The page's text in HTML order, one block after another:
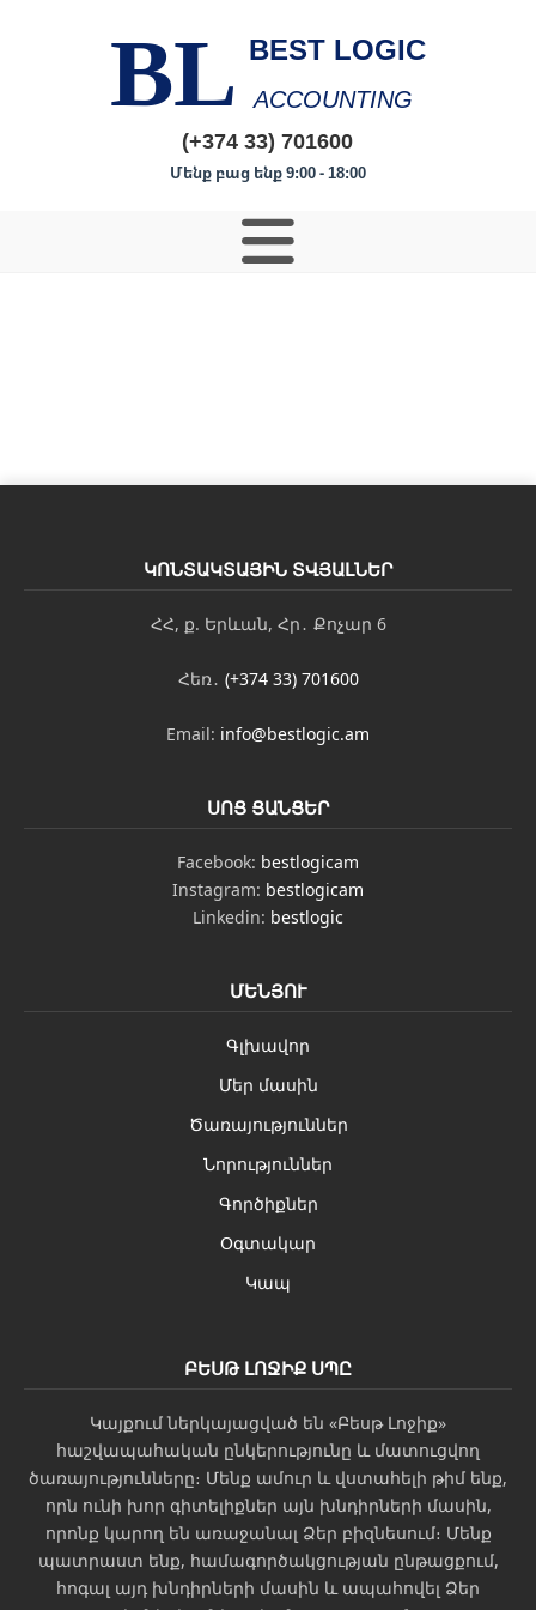
BL BEST LOGIC
ACCOUNTING
(+374 33) 701600
Մենք բաց ենք 9:00 - 18:00
ԿՈՆՏԱԿՏԱՅԻՆ ՏՎՅԱԼՆԵՐ
ՀՀ, ք. Երևան, Հր․ Քոչար 6
Հեռ․ (+374 33) 701600
Email: info@bestlogic.am
ՍՈՑ ՑԱՆՑԵՐ
Facebook: bestlogicam
Instagram: bestlogicam
Linkedin: bestlogic
ՄԵՆՅՈՒ
Գլխավոր
Մեր մասին
Ծառայություններ
Նորություններ
Գործիքներ
Օգտակար
Կապ
ԲԵՍԹ ԼՈՋԻՔ ՍՊԸ
Կայքում ներկայացված են «Բեսթ Լոջիք»
հաշվապահական ընկերությունը և մատուցվող
ծառայությունները։ Մենք ամուր և վստահելի թիմ ենք,
որն ունի խոր գիտելիքներ այն խնդիրների մասին,
որոնք կարող են առաջանալ Ձեր բիզնեսում։ Մենք
պատրաստ ենք, համագործակցության ընթացքում,
հոգալ այդ խնդիրների մասին և ապահովել Ձեր